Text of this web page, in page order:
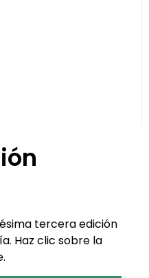
tercera edición
Haz clic sobre la